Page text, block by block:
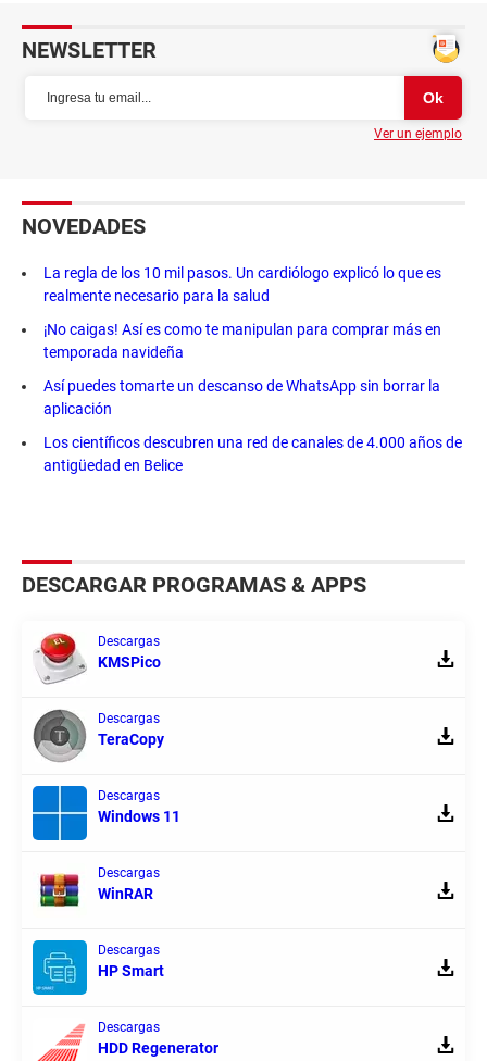
NEWSLETTER
Ver un ejemplo
NOVEDADES
La regla de los 10 mil pasos. Un cardiólogo explicó lo que es
realmente necesario para la salud
¡No caigas! Así es como te manipulan para comprar más en
temporada navideña
Así puedes tomarte un descanso de WhatsApp sin borrar la
aplicación
Los científicos descubren una red de canales de 4.000 años de
antigüedad en Belice
DESCARGAR PROGRAMAS & APPS
Descargas
KMSPico
Descargas
TeraCopy
Descargas
Windows 11
Descargas
WinRAR
Descargas
HP Smart
Descargas
HDD Regenerator